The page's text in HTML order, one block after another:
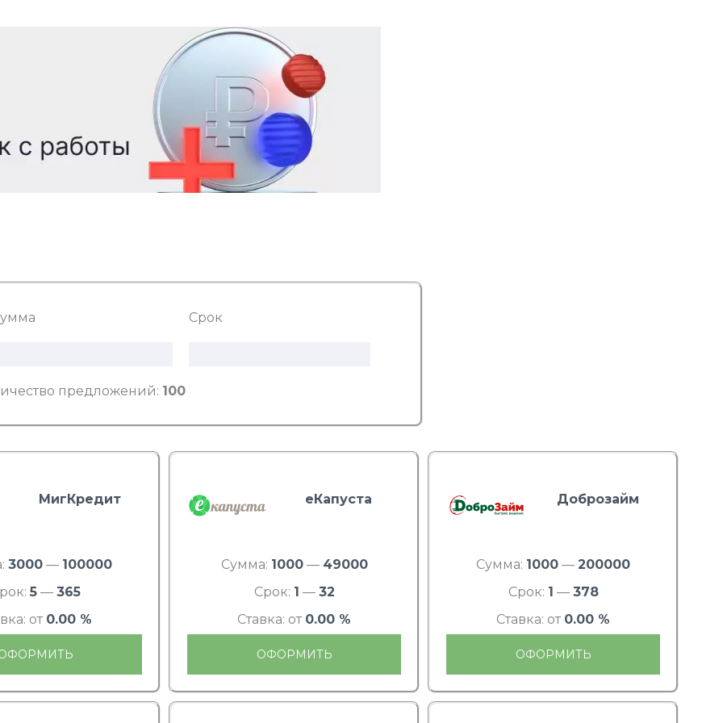
Срок
предложений: 100
МигКредит
3000 — 100000
5— 365
от 0.00 %
еКапуста
Сумма: 1000— 49000
Срок: 1 — 32
Ставка: от 0.00 %
ОФОРМИТЬ
Доброзайм
Сумма: 1000 — 200000
Срок: 1 — 378
Ставка: от 0.00 %
ОФОРМИТЬ